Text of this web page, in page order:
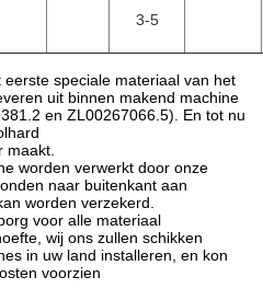
3-5
speciale materiaal van het
uit binnen makend machine
en ZL00267066.5). En tot nu
maakt.
worden verwerkt door onze
naar buitenkant aan
worden verzekerd.
voor alle materiaal
wij ons zullen schikken
in uw land installeren, en kon
voorzien